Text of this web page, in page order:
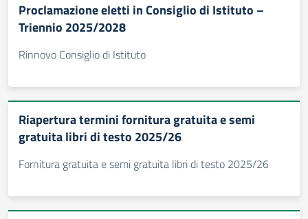
Proclamazione eletti in Consiglio di Istituto –
Triennio 2025/2028
Rinnovo Consiglio di Istituto
Riapertura termini fornitura gratuita e semi
gratuita libri di testo 2025/26
Fornitura gratuita e semi gratuita libri di testo 2025/26